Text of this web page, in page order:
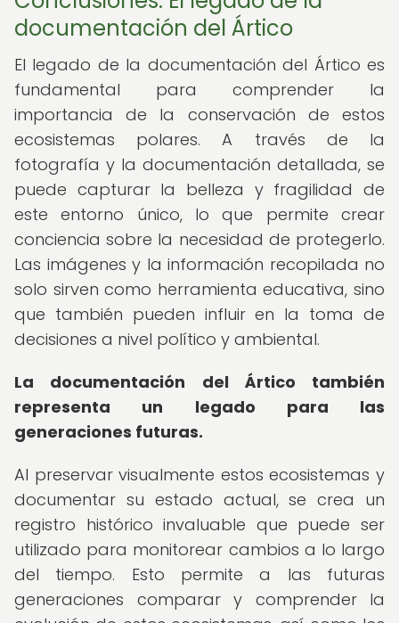
documentación del Ártico
El legado de la documentación del Ártico es
fundamental para comprender la
importancia de la conservación de estos
ecosistemas polares. A través de la
fotografía y la documentación detallada, se
puede capturar la belleza y fragilidad de
este entorno único, lo que permite crear
conciencia sobre la necesidad de protegerlo.
Las imágenes y la información recopilada no
solo sirven como herramienta educativa, sino
que también pueden influir en la toma de
decisiones a nivel político y ambiental.
La documentación del Ártico también
representa un legado para las
generaciones futuras.
Al preservar visualmente estos ecosistemas y
documentar su estado actual, se crea un
registro histórico invaluable que puede ser
utilizado para monitorear cambios a lo largo
del tiempo. Esto permite a las futuras
generaciones comparar y comprender la